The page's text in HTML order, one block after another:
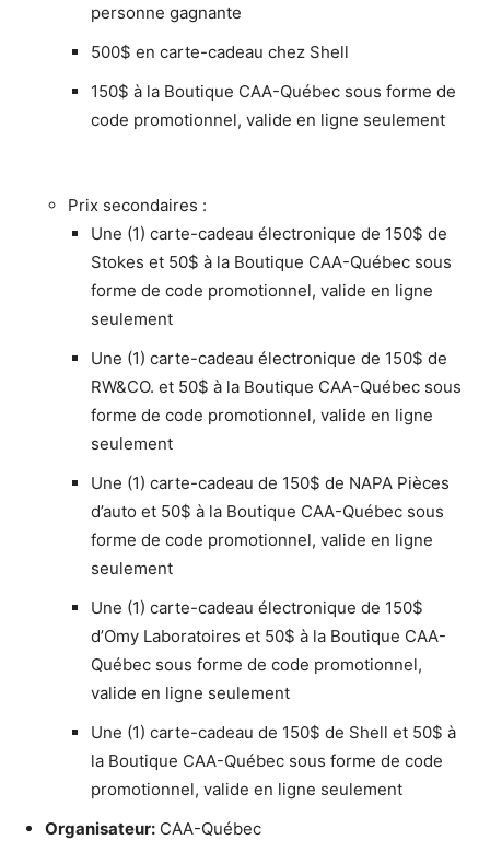
personne gagnante
500$ en carte-cadeau chez Shell
150$ à la Boutique CAA-Québec sous forme de
code promotionnel, valide en ligne seulement
Prix secondaires :
Une (1) carte-cadeau électronique de 150$ de
Stokes et 50$ à la Boutique CAA-Québec sous
forme de code promotionnel, valide en ligne
seulement
Une (1) carte-cadeau électronique de 150$ de
RW&CO. et 50$ à la Boutique CAA-Québec sous
forme de code promotionnel, valide en ligne
seulement
Une (1) carte-cadeau de 150$ de NAPA Pièces
d’auto et 50$ à la Boutique CAA-Québec sous
forme de code promotionnel, valide en ligne
seulement
Une (1) carte-cadeau électronique de 150$
d’Omy Laboratoires et 50$ à la Boutique CAA-
Québec sous forme de code promotionnel,
valide en ligne seulement
Une (1) carte-cadeau de 150$ de Shell et 50$ à
la Boutique CAA-Québec sous forme de code
promotionnel, valide en ligne seulement
Organisateur: CAA-Québec